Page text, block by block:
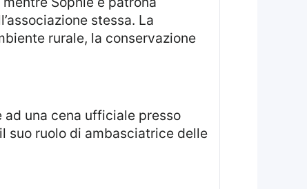
stessa. La
rurale, la conservazione
suo ruolo di ambasciatrice delle